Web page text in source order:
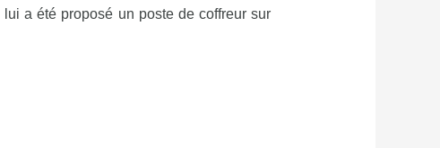
a été proposé un poste de coffreur sur